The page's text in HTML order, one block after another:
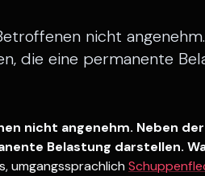
nicht
die eine permanente
nicht angenehm. Neben
Belastung darstellen.
umgangssprachlich